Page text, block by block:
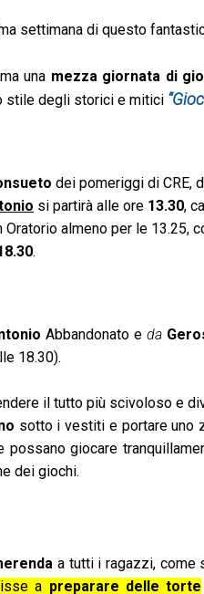
settimana di questo
una mezza giornata di
stile degli storici e mitici
dei pomeriggi di CRE,
si partirà alle ore 13.30,
almeno per le 13.25,
.
Abbandonato e da
18.30).
il tutto più scivoloso e
sotto i vestiti e portare uno
giocare
dei giochi.
a tutti i ragazzi, come
a preparare delle torte